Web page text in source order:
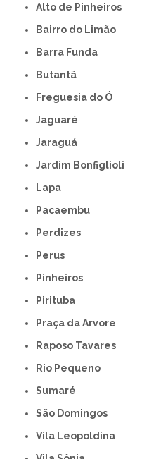
Alto de Pinheiros
Bairro do Limão
Barra Funda
Butantã
Freguesia do Ó
Jaguaré
Jaraguá
Jardim Bonfiglioli
Lapa
Pacaembu
Perdizes
Perus
Pinheiros
Pirituba
Praça da Arvore
Raposo Tavares
Rio Pequeno
Sumaré
São Domingos
Vila Leopoldina